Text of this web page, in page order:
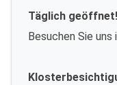
Täglich geöffnet!
Besuchen Sie uns